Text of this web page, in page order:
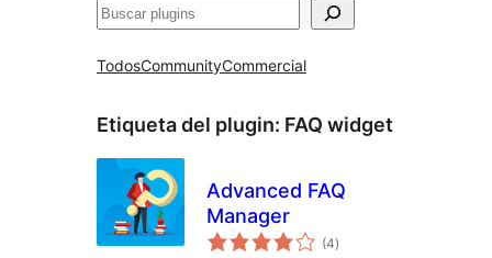
Buscar
TodosCommunityCommercial
Etiqueta del plugin: FAQ widget
Advanced FAQ
Manager
(4total
de
)